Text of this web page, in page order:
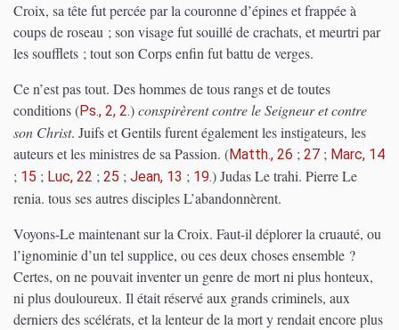
Croix, sa tête fut percée par la couronne d’épines et frappée à
coups de roseau ; son visage fut souillé de crachats, et meurtri par
les soufflets ; tout son Corps enfin fut battu de verges.
Ce n’est pas tout. Des hommes de tous rangs et de toutes
conditions(Ps., 2, 2.)conspirèrent contre le Seigneur et contre
son Christ. Juifs et Gentils furent également les instigateurs, les
auteurs et les ministres de sa Passion. (Matth., 26 ; 27 ; Marc, 14
; 15 ; Luc, 22 ; 25 ; Jean, 13 ; 19.)Judas Le trahi. Pierre Le
renia. tous ses autres disciples L’abandonnèrent.
Voyons-Le maintenant sur la Croix. Faut-il déplorer la cruauté, ou
l’ignominie d’un tel supplice, ou ces deux choses ensemble ?
Certes, on ne pouvait inventer un genre de mort ni plus honteux,
ni plus douloureux. Il était réservé aux grands criminels, aux
derniers des scélérats, et la lenteur de la mort y rendait encore plus